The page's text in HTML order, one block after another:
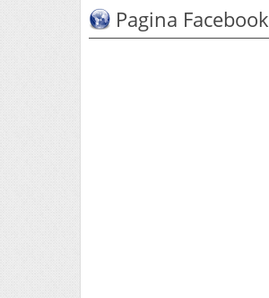
Pagina Facebook